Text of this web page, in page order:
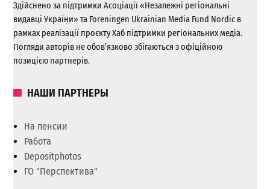
Здійснено за підтримки Асоціації «Незалежні регіональні
видавці України» та Foreningen Ukrainian Media Fund Nordic в
рамках реалізації проєкту Хаб підтримки регіональних медіа.
Погляди авторів не обов’язково збігаються з офіційною
позицією партнерів.
НАШИ ПАРТНЕРЫ
На пенсии
Работа
Depositphotos
ГО "Перспектива"